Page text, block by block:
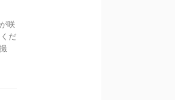
咲
だ